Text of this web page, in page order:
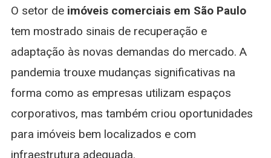
O setor de imóveis comerciais em São Paulo
tem mostrado sinais de recuperação e
adaptação às novas demandas do mercado. A
pandemia trouxe mudanças significativas na
forma como as empresas utilizam espaços
corporativos, mas também criou oportunidades
para imóveis bem localizados e com
infraestrutura adequada.